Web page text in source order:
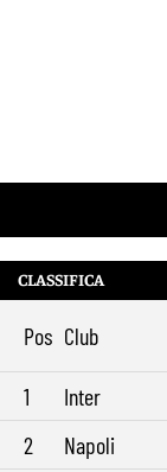
CLASSIFICA
Pos Club
1 Inter
2
Napoli